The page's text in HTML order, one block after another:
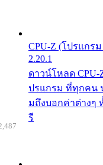
CPU-Z (โปรแกร
2.20.1
ดาวน์โหลด CPU-
ปรแกรม ที่ทุกคน
มถึงบอกค่าต่างๆ
รี